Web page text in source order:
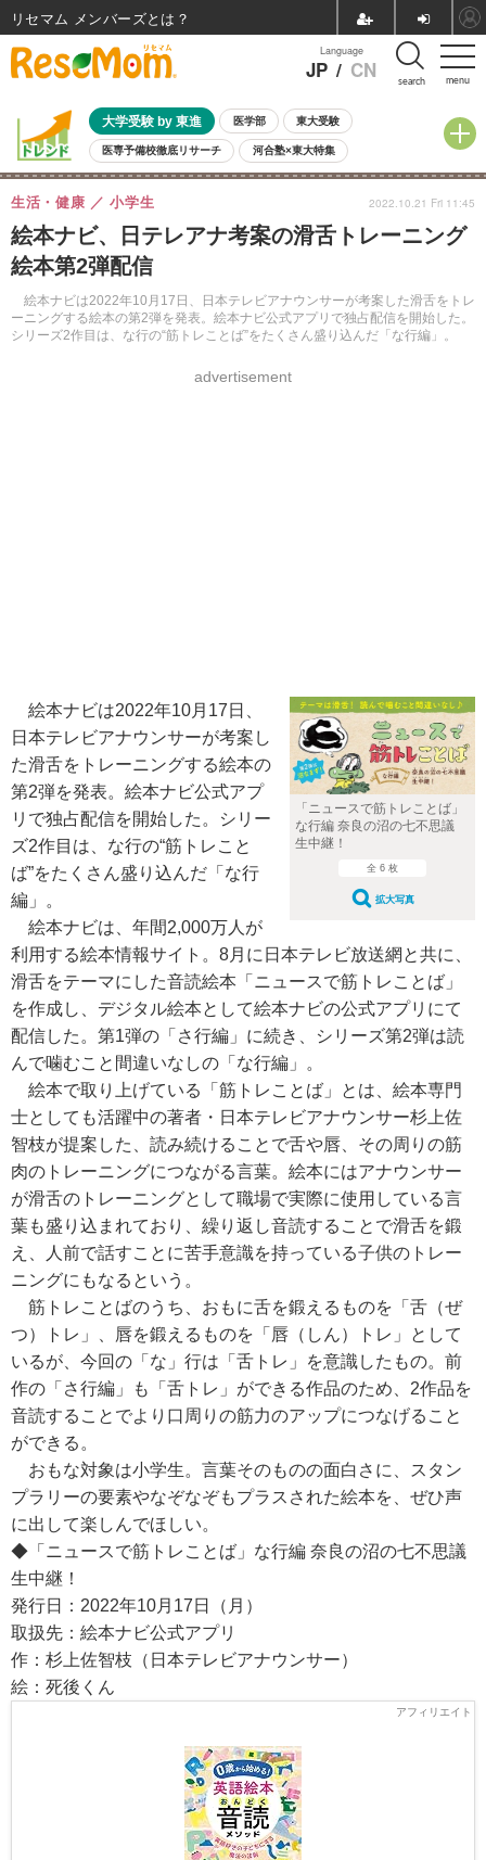
menu
Language
JP / CN search
大学受験 by 東進 医学部 東大受験
医専予備校徹底リサーチ 河合塾×東大特集
親子で考える大学選び 高校受験 中学受験 小学校受験
共通テスト 夏休み
8月開催イベント・WS 全国公立高校 過去問 人気記事
自由研究教材（小学生向け）
絵本ナビ、日テレアナ考案の滑舌トレーニング
絵本第2弾配信
絵本ナビは2022年10月17日、日本テレビアナウンサーが考案した滑舌をトレ
ーニングする絵本の第2弾を発表。絵本ナビ公式アプリで独占配信を開始した。
シリーズ2作目は、な行の“筋トレことば”をたくさん盛り込んだ「な行編」。
生活・健康 小学生
advertisement
2022.10.21 Fri 11:45
「ニュースで筋トレことば」
な行編 奈良の沼の七不思議
生中継！
全 6 枚
拡大写真
絵本ナビは2022年10月17日、
日本テレビアナウンサーが考案し
た滑舌をトレーニングする絵本の
第2弾を発表。絵本ナビ公式アプ
リで独占配信を開始した。シリー
ズ2作目は、な行の“筋トレこと
ば”をたくさん盛り込んだ「な行
編」。
絵本ナビは、年間2,000万人が
利用する絵本情報サイト。8月に日本テレビ放送網と共に、
滑舌をテーマにした音読絵本「ニュースで筋トレことば」
を作成し、デジタル絵本として絵本ナビの公式アプリにて
配信した。第1弾の「さ行編」に続き、シリーズ第2弾は読
んで噛むこと間違いなしの「な行編」。
絵本で取り上げている「筋トレことば」とは、絵本専門
士としても活躍中の著者・日本テレビアナウンサー杉上佐
智枝が提案した、読み続けることで舌や唇、その周りの筋
肉のトレーニングにつながる言葉。絵本にはアナウンサー
が滑舌のトレーニングとして職場で実際に使用している言
葉も盛り込まれており、繰り返し音読することで滑舌を鍛
え、人前で話すことに苦手意識を持っている子供のトレー
ニングにもなるという。
筋トレことばのうち、おもに舌を鍛えるものを「舌（ぜ
つ）トレ」、唇を鍛えるものを「唇（しん）トレ」として
いるが、今回の「な」行は「舌トレ」を意識したもの。前
作の「さ行編」も「舌トレ」ができる作品のため、2作品を
音読することでより口周りの筋力のアップにつなげること
ができる。
おもな対象は小学生。言葉そのものの面白さに、スタン
プラリーの要素やなぞなぞもプラスされた絵本を、ぜひ声
に出して楽しんでほしい。
◆「ニュースで筋トレことば」な行編 奈良の沼の七不思議
生中継！
発行日：2022年10月17日（月）
取扱先：絵本ナビ公式アプリ
作：杉上佐智枝（日本テレビアナウンサー）
絵：死後くん
リセマム メンバーズ